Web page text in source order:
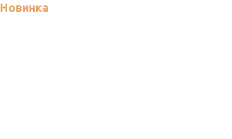
Новинка